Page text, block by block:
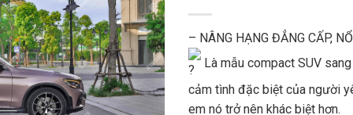
– NÂNG HẠNG ĐẲNG CẤP,
Là mẫu compact SUV
cảm tình đặc biệt của người
em nó trở nên khác biệt hơn.